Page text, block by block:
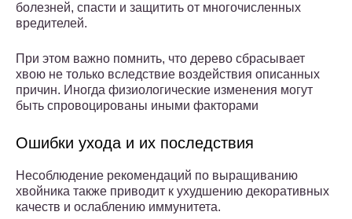
болезней, спасти и защитить от многочисленных
вредителей.
При этом важно помнить, что дерево сбрасывает
хвою не только вследствие воздействия описанных
причин. Иногда физиологические изменения могут
быть спровоцированы иными факторами
Ошибки ухода и их последствия
Несоблюдение рекомендаций по выращиванию
хвойника также приводит к ухудшению декоративных
качеств и ослаблению иммунитета.